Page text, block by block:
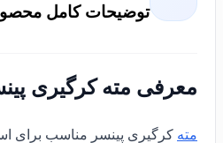
توضیحات کامل
معرفی مته کرگیری
مته کرگیری پینسر مناسب برای